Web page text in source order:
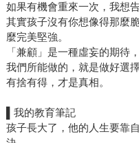
如果有機會重來一次，我想
其實孩子沒有你想像得那麼
麼完美堅強。
「兼顧」是一種虛妄的期待
我們所能做的，就是做好選
有捨有得，才是真相。
▌我的教育筆記
孩子長大了，他的人生要靠